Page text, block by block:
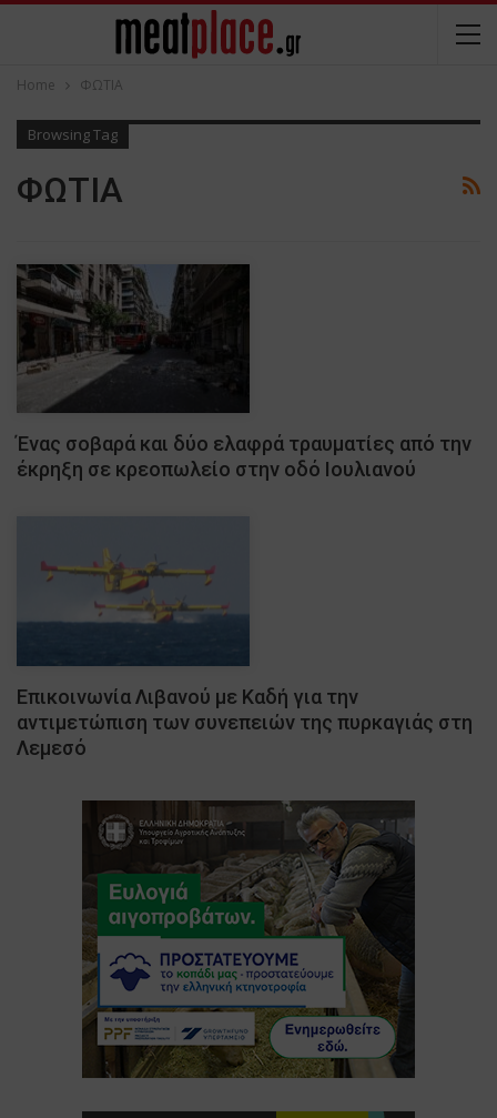
Home ΦΩΤΙΑ
Browsing Tag
ΦΩΤΙΑ
Ένας σοβαρά και δύο ελαφρά τραυματίες από την
έκρηξη σε κρεοπωλείο στην οδό Ιουλιανού
Επικοινωνία Λιβανού με Καδή για την
αντιμετώπιση των συνεπειών της πυρκαγιάς στη
Λεμεσό